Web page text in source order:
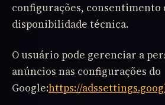
configurações, consentimento
disponibilidade técnica.
O usuário pode gerenciar a
anúncios nas configurações do
Google:https://